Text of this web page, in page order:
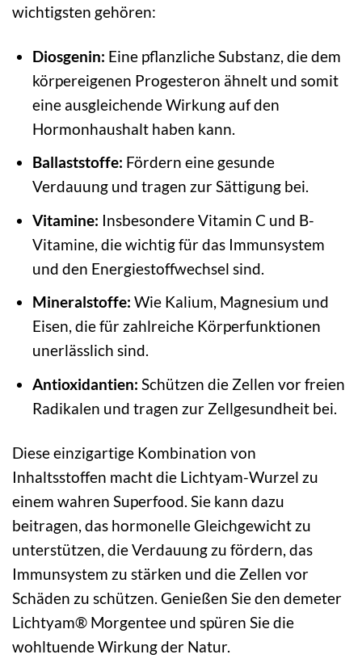
wichtigsten gehören:
Diosgenin: Eine pflanzliche Substanz, die dem
körpereigenen Progesteron ähnelt und somit
eine ausgleichende Wirkung auf den
Hormonhaushalt haben kann.
Ballaststoffe: Fördern eine gesunde
Verdauung und tragen zur Sättigung bei.
Vitamine: Insbesondere Vitamin C und B-
Vitamine, die wichtig für das Immunsystem
und den Energiestoffwechsel sind.
Mineralstoffe: Wie Kalium, Magnesium und
Eisen, die für zahlreiche Körperfunktionen
unerlässlich sind.
Antioxidantien: Schützen die Zellen vor freien
Radikalen und tragen zur Zellgesundheit bei.
Diese einzigartige Kombination von
Inhaltsstoffen macht die Lichtyam-Wurzel zu
einem wahren Superfood. Sie kann dazu
beitragen, das hormonelle Gleichgewicht zu
unterstützen, die Verdauung zu fördern, das
Immunsystem zu stärken und die Zellen vor
Schäden zu schützen. Genießen Sie den demeter
Lichtyam® Morgentee und spüren Sie die
wohltuende Wirkung der Natur.